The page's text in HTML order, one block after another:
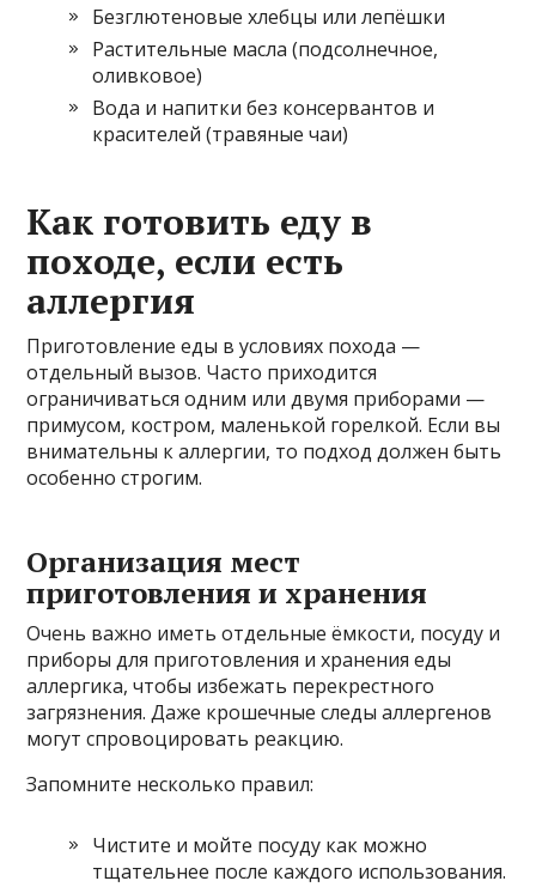
Безглютеновые хлебцы или лепёшки
Растительные масла (подсолнечное,
оливковое)
Вода и напитки без консервантов и
красителей (травяные чаи)
Как готовить еду в
походе, если есть
аллергия
Приготовление еды в условиях похода —
отдельный вызов. Часто приходится
ограничиваться одним или двумя приборами —
примусом, костром, маленькой горелкой. Если вы
внимательны к аллергии, то подход должен быть
особенно строгим.
Организация мест
приготовления и хранения
Очень важно иметь отдельные ёмкости, посуду и
приборы для приготовления и хранения еды
аллергика, чтобы избежать перекрестного
загрязнения. Даже крошечные следы аллергенов
могут спровоцировать реакцию.
Запомните несколько правил:
Чистите и мойте посуду как можно
тщательнее после каждого использования.